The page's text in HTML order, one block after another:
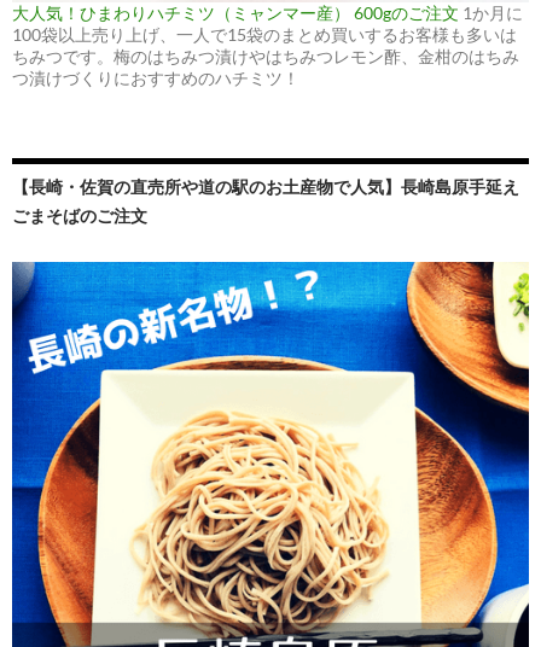
大人気！ひまわりハチミツ（ミャンマー産） 600gのご注文 1か月に
100袋以上売り上げ、一人で15袋のまとめ買いするお客様も多いは
ちみつです。梅のはちみつ漬けやはちみつレモン酢、金柑のはちみ
つ漬けづくりにおすすめのハチミツ！
【長崎・佐賀の直売所や道の駅のお土産物で人気】長崎島原手延え
ごまそばのご注文